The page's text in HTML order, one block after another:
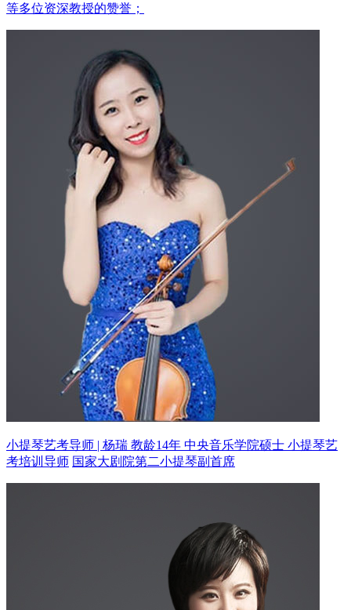
等多位资深教授的赞誉；
小提琴艺考导师 | 杨瑞 教龄14年 中央音乐学院硕士 小提琴艺
考培训导师 国家大剧院第二小提琴副首席